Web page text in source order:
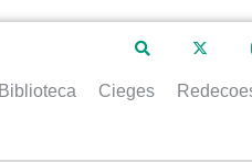
Biblioteca Cieges